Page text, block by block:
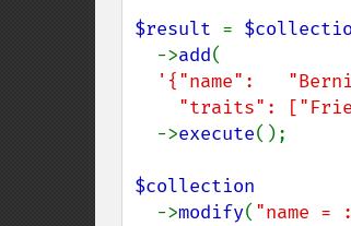
$result =
->add(
'{"name":
"traits":
  ->
execute();
$collection
->modify( "name =